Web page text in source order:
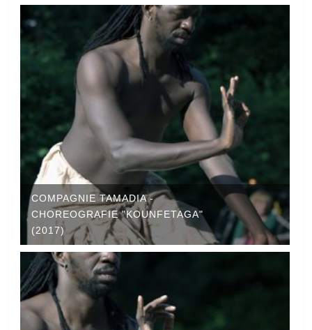
COMPAGNIE TAMADIA -
CHOREOGRAFIE "KOUNFETAGA"
(2017)